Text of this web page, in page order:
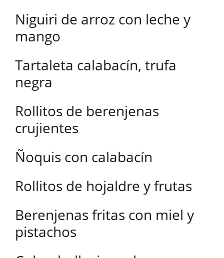
Niguiri de arroz con leche y
mango
Tartaleta calabacín, trufa
negra
Rollitos de berenjenas
crujientes
Ñoquis con calabacín
Rollitos de hojaldre y frutas
Berenjenas fritas con miel y
pistachos